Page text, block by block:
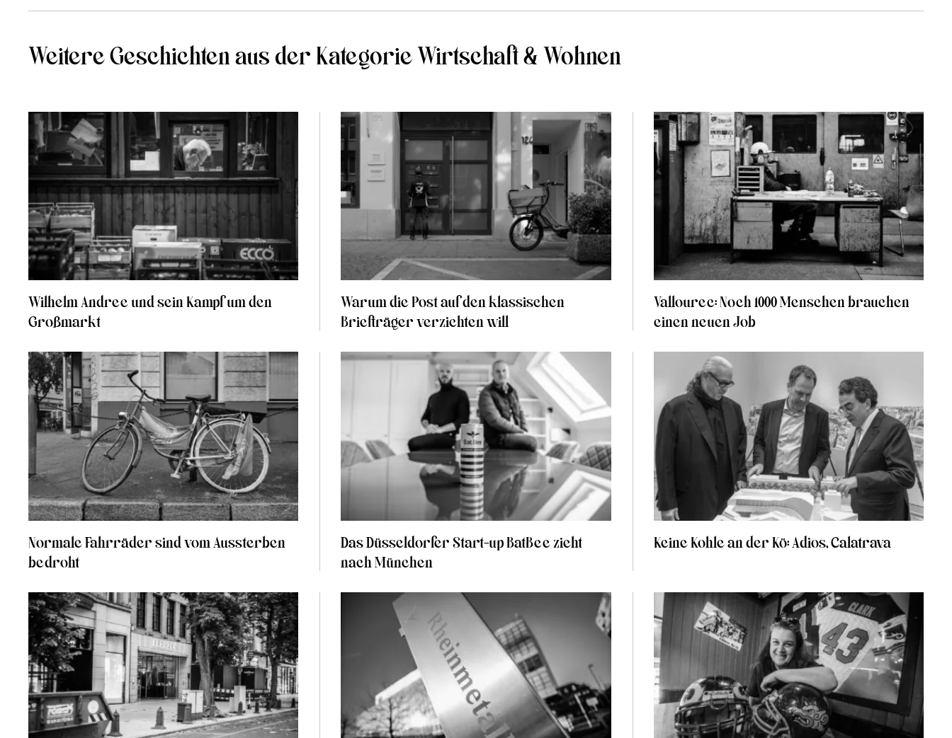
Weitere Geschichten aus der Kategorie Wirtschaft & Wohnen
Wilhelm Andree und sein Kampf um den
Großmarkt
Warum die Post auf den klassischen
Briefträger verzichten will
Vallourec: Noch 1000 Menschen brauchen
einen neuen Job
Normale Fahrräder sind vom Aussterben
bedroht
Das Düsseldorfer Start-up BatBee zieht
nach München
Keine Kohle an der Kö: Adios, Calatrava